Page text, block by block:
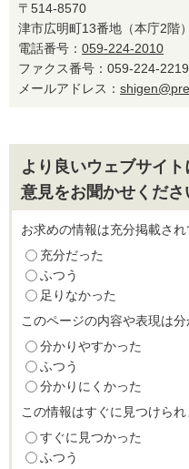
〒514-8570
津市広明町13番地（本庁2階）
電話番号： 059-224-2010
ファクス番号：059-224-
メールアドレス：
より良いウェブサイ
意見をお聞かせくださ
お求めの情報は充分掲載さ
充分だった
ふつう
足りなかった
このページの内容や表現は
分かりやすかった
ふつう
分かりにくかった
この情報はすぐに見つけられ
すぐに見つかった
ふつう